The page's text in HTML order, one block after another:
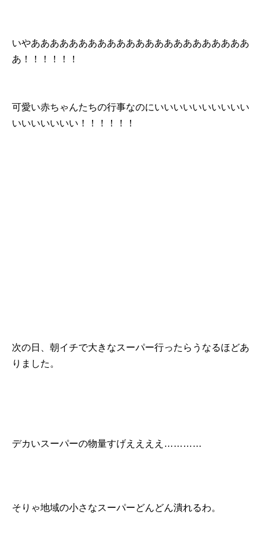
いやあああああああああああああああああああああああ
あ！！！！！！
可愛い赤ちゃんたちの行事なのにいいいいいいいいいい
いいいいいいい！！！！！！
次の日、朝イチで大きなスーパー行ったらうなるほどあ
りました。
デカいスーパーの物量すげええええ…………
そりゃ地域の小さなスーパーどんどん潰れるわ。